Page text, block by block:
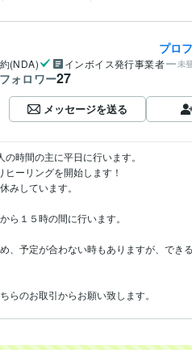
プロ
(NDA) インボイス発行事業者 未
フォロワー27
メッセージを送る
時間の主に平日に行います。
ーリングを開始します！
みしています。
ら１５時の間に行います。
、予定が合わない時もありますが、でき
らのお取引からお願い致します。